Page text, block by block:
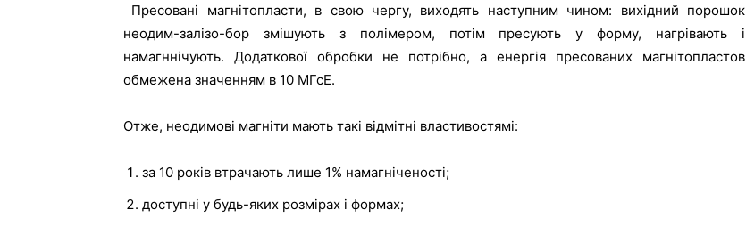
Пресовані магнітопласти, в свою чергу, виходять наступним чином: вихідний порошок
неодим-залізо-бор змішують з полімером, потім пресують у форму, нагрівають і
намагннічують. Додаткової обробки не потрібно, а енергія пресованих магнітопластов
обмежена значенням в 10 МГсЕ.
Отже, неодимові магніти мають такі відмітні властивостямі:
за 10 років втрачають лише 1% намагніченості;
доступні у будь-яких розмірах і формах;